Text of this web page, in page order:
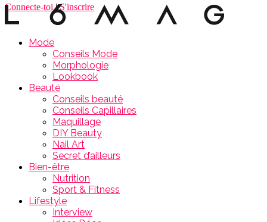
Connecte-toi|S'inscrire
Mode
Conseils Mode
Morphologie
Lookbook
Beauté
Conseils beauté
Conseils Capillaires
Maquillage
DIY Beauty
Nail Art
Secret d’ailleurs
Bien-être
Nutrition
Sport & Fitness
Lifestyle
Interview